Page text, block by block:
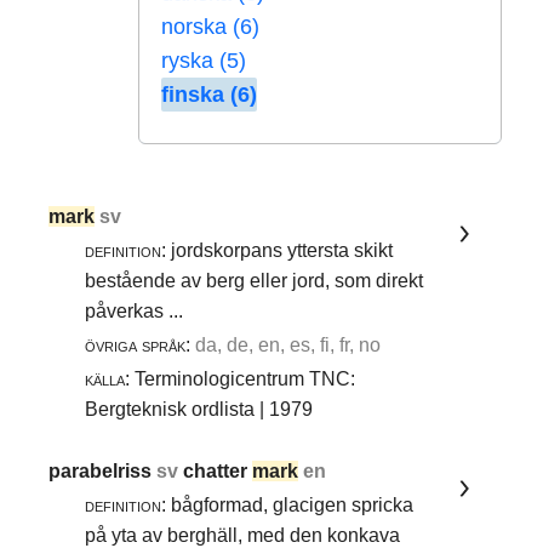
norska (6)
ryska (5)
finska (6)
mark sv
definition: jordskorpans yttersta skikt
bestående av berg eller jord, som direkt
påverkas ...
övriga språk: da, de, en, es, fi, fr, no
källa: Terminologicentrum TNC:
Bergteknisk ordlista | 1979
parabelrisssvchatter mark en
definition: bågformad, glacigen spricka
på yta av berghäll, med den konkava